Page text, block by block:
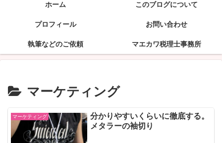
ホーム このブログについて
プロフィール お問い合わせ
執筆などのご依頼 マエカワ税理士事務所
マーケティング
マーケティング
分かりやすいくらいに徹底する。
メタラーの袖切り